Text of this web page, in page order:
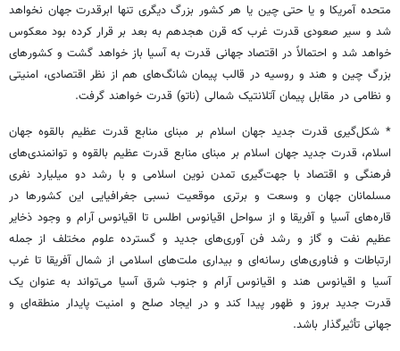
متحده آمریکا و یا حتی چین یا هر کشور بزرگ دیگری تنها ابرقدرت جهان نخواهد
شد و سیر صعودی قدرت غرب که قرن هجدهم به بعد بر قرار کرده بود معکوس
خواهد شد و احتمالاً در اقتصاد جهانی قدرت به آسیا باز خواهد گشت و کشورهای
بزرگ چین و هند و روسیه در قالب پیمان شانگ‌های هم از نظر اقتصادی، امنیتی
و نظامی در مقابل پیمان آتلانتیک شمالی (ناتو) قدرت خواهند گرفت.
* شکل‌گیری قدرت جدید جهان اسلام بر مبنای منابع قدرت عظیم بالقوه جهان
اسلام، قدرت جدید جهان اسلام بر مبنای منابع قدرت عظیم بالقوه و توانمندی‌های
فرهنگی و اقتصاد با جهت‌گیری تمدن نوین اسلامی و با رشد دو میلیارد نفری
مسلمانان جهان و وسعت و برتری موقعیت نسبی جغرافیایی این کشورها در
قاره‌های آسیا و آفریقا و از سواحل اقیانوس اطلس تا اقیانوس آرام و وجود ذخایر
عظیم نفت و گاز و رشد فن آوری‌های جدید و گسترده علوم مختلف از جمله
ارتباطات و فناوری‌های رسانه‌ای و بیداری ملت‌های اسلامی از شمال آفریقا تا غرب
آسیا و اقیانوس هند و اقیانوس آرام و جنوب شرق آسیا می‌تواند به عنوان یک
قدرت جدید بروز و ظهور پیدا کند و در ایجاد صلح و امنیت پایدار منطقه‌ای و
جهانی تأثیرگذار باشد.